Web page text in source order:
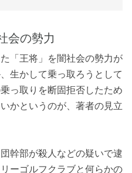
会の勢力
「王将」を闇社会の勢力が
生かして乗っ取ろうとして
っ取りを断固拒否したため
かというのが、著者の見立
幹部が殺人などの疑いで逮
ーゴルフクラブと何らかの